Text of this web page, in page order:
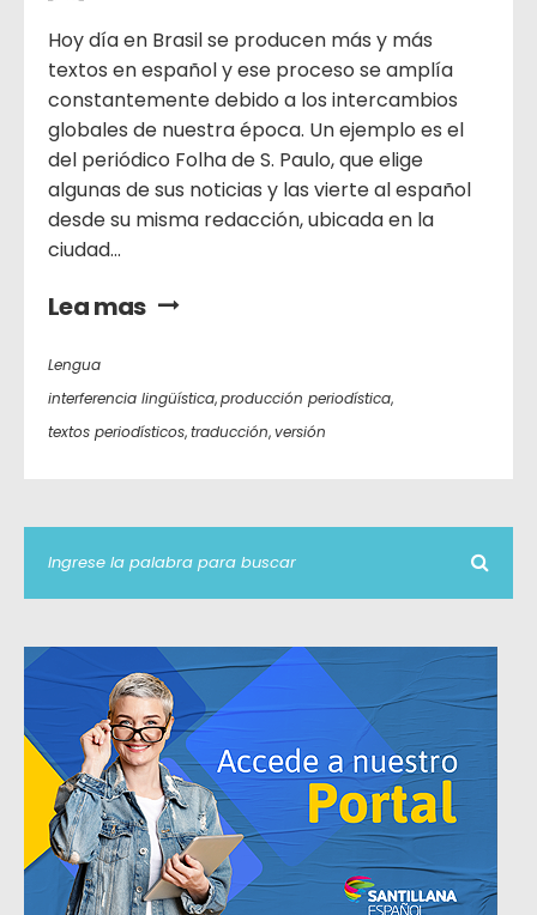
Hoy día en Brasil se producen más y más
textos en español y ese proceso se amplía
constantemente debido a los intercambios
globales de nuestra época. Un ejemplo es el
del periódico Folha de S. Paulo, que elige
algunas de sus noticias y las vierte al español
desde su misma redacción, ubicada en la
ciudad...
Lea mas
Lengua
interferencia lingüística,producción periodística,
textos periodísticos,traducción,versión